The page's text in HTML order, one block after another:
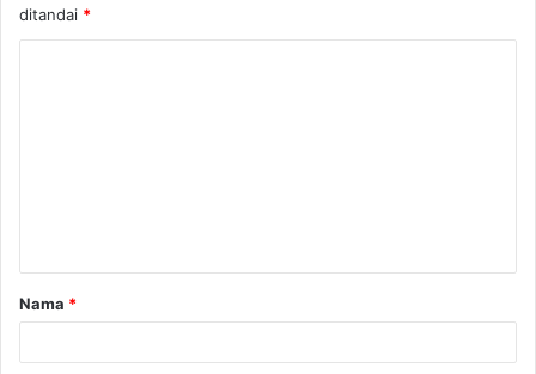
ditandai *
a
r
Nama *